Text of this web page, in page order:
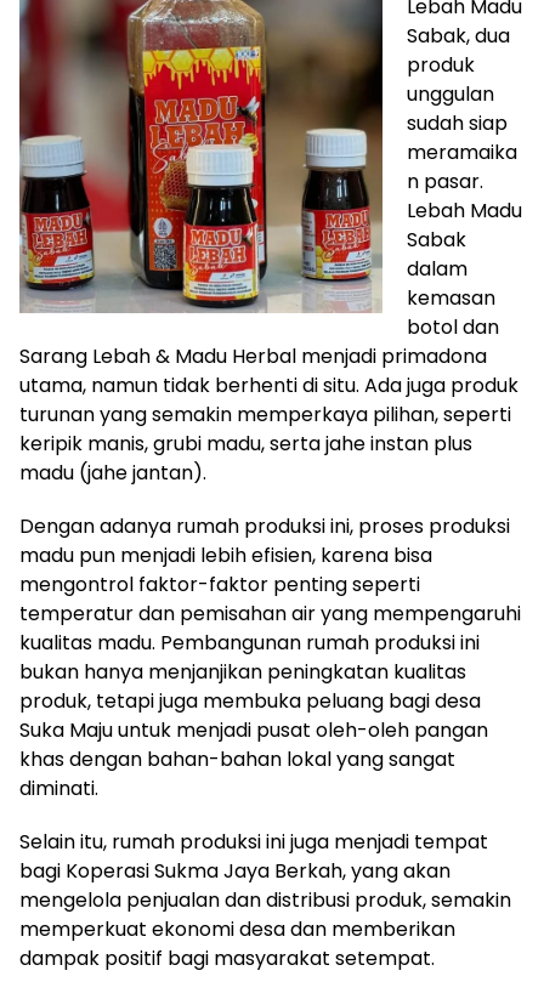
Lebah Madu
Sabak, dua
produk
unggulan
sudah siap
meramaika
n pasar.
Lebah Madu
Sabak
dalam
kemasan
botol dan
Sarang Lebah & Madu Herbal menjadi primadona
utama, namun tidak berhenti di situ. Ada juga produk
turunan yang semakin memperkaya pilihan, seperti
keripik manis, grubi madu, serta jahe instan plus
madu (jahe jantan).
Dengan adanya rumah produksi ini, proses produksi
madu pun menjadi lebih efisien, karena bisa
mengontrol faktor-faktor penting seperti
temperatur dan pemisahan air yang mempengaruhi
kualitas madu. Pembangunan rumah produksi ini
bukan hanya menjanjikan peningkatan kualitas
produk, tetapi juga membuka peluang bagi desa
Suka Maju untuk menjadi pusat oleh-oleh pangan
khas dengan bahan-bahan lokal yang sangat
diminati.
Selain itu, rumah produksi ini juga menjadi tempat
bagi Koperasi Sukma Jaya Berkah, yang akan
mengelola penjualan dan distribusi produk, semakin
memperkuat ekonomi desa dan memberikan
dampak positif bagi masyarakat setempat.